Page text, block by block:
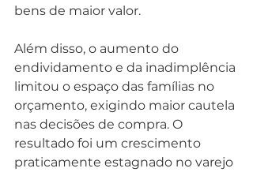
bens de maior valor.
Além disso, o aumento do
endividamento e da inadimplência
limitou o espaço das famílias no
orçamento, exigindo maior cautela
nas decisões de compra. O
resultado foi um crescimento
praticamente estagnado no varejo